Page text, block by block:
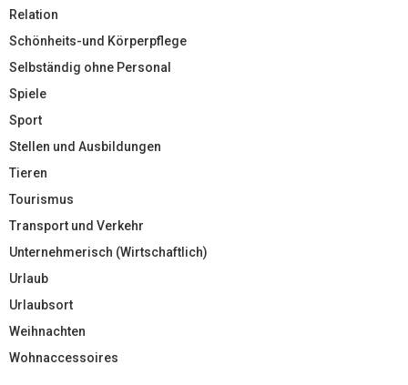
Relation
Schönheits-und Körperpflege
Selbständig ohne Personal
Spiele
Sport
Stellen und Ausbildungen
Tieren
Tourismus
Transport und Verkehr
Unternehmerisch (Wirtschaftlich)
Urlaub
Urlaubsort
Weihnachten
Wohnaccessoires